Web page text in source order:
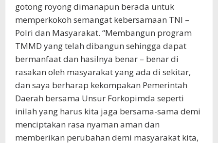
gotong royong dimanapun berada untuk
memperkokoh semangat kebersamaan TNI –
Polri dan Masyarakat. “Membangun program
TMMD yang telah dibangun sehingga dapat
bermanfaat dan hasilnya benar – benar di
rasakan oleh masyarakat yang ada di sekitar,
dan saya berharap kekompakan Pemerintah
Daerah bersama Unsur Forkopimda seperti
inilah yang harus kita jaga bersama-sama demi
menciptakan rasa nyaman aman dan
memberikan perubahan demi masyarakat kita,